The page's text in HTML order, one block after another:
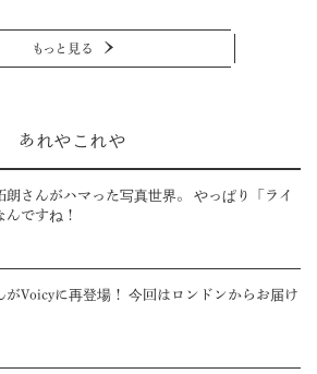
もっと見る
あれやこれや
朗さんがハマった写真世界。 やっぱり「ライ
んですね！
がVoicyに再登場！ 今回はロンドンからお届け